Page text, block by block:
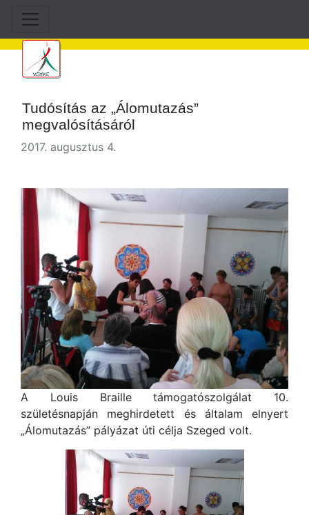
Tudósítás az „Álomutazás”
megvalósításáról
2017. augusztus 4.
A Louis Braille támogatószolgálat 10.
születésnapján meghirdetett és általam elnyert
„Álomutazás” pályázat úti célja Szeged volt.